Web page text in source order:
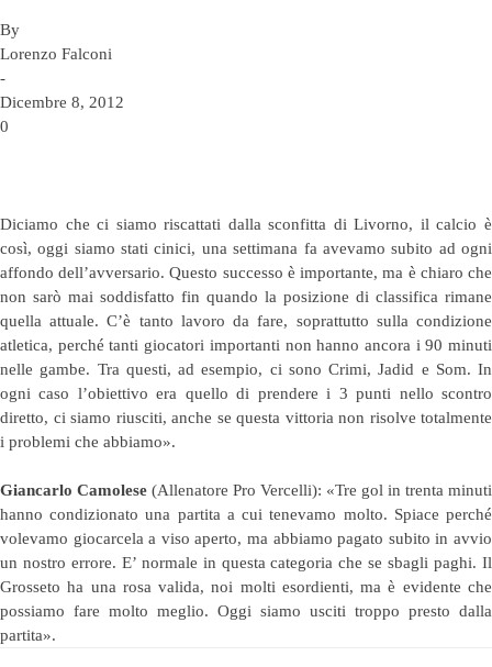
By
Lorenzo Falconi
-
Dicembre 8, 2012
0
Diciamo che ci siamo riscattati dalla sconfitta di Livorno, il calcio è
così, oggi siamo stati cinici, una settimana fa avevamo subito ad ogni
affondo dell’avversario. Questo successo è importante, ma è chiaro che
non sarò mai soddisfatto fin quando la posizione di classifica rimane
quella attuale. C’è tanto lavoro da fare, soprattutto sulla condizione
atletica, perché tanti giocatori importanti non hanno ancora i 90 minuti
nelle gambe. Tra questi, ad esempio, ci sono Crimi, Jadid e Som. In
ogni caso l’obiettivo era quello di prendere i 3 punti nello scontro
diretto, ci siamo riusciti, anche se questa vittoria non risolve totalmente
i problemi che abbiamo».
Giancarlo Camolese (Allenatore Pro Vercelli): «Tre gol in trenta minuti
hanno condizionato una partita a cui tenevamo molto. Spiace perché
volevamo giocarcela a viso aperto, ma abbiamo pagato subito in avvio
un nostro errore. E’ normale in questa categoria che se sbagli paghi. Il
Grosseto ha una rosa valida, noi molti esordienti, ma è evidente che
possiamo fare molto meglio. Oggi siamo usciti troppo presto dalla
partita».